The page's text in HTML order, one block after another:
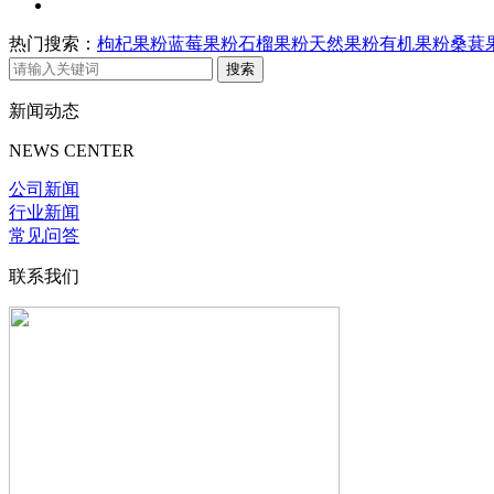
热门搜索： 枸杞果粉蓝莓果粉石榴果粉天然果粉有机果粉桑葚
新闻动态
NEWS CENTER
公司新闻
行业新闻
常见问答
联系我们